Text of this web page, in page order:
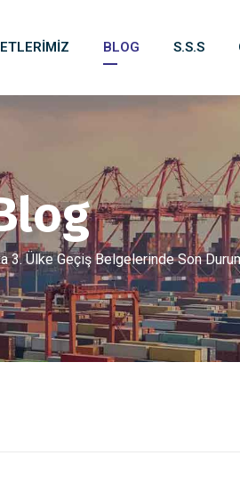
BLOG S.S.S
3. Ülke Geçiş Belgelerinde Son